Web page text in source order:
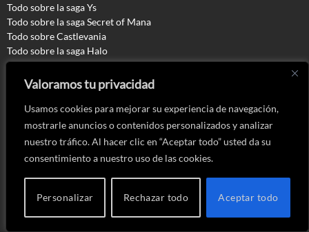
Valoramos tu privacidad
Usamos cookies para mejorar su experiencia de navegación,
mostrarle anuncios o contenidos personalizados y analizar
nuestro tráfico. Al hacer clic en “Aceptar todo” usted da su
consentimiento a nuestro uso de las cookies.
Personalizar Rechazar todo Aceptar todo
Todo sobre la saga Ys
Todo sobre la saga Secret of Mana
Todo sobre Castlevania
Todo sobre la saga Halo
Las chicas olvidadas de Saint Seiya
¿Qué ha sido de las modelos de Lara Croft?
Curiosidades sobre PlayStation
Curiosidades sobre Nintendo
Curiosidades sobre Xbox
Curiosidades sobre Bubble Bobble
Curiosidades sobre Dragon Ball
Sagas de videojuegos olvidadas